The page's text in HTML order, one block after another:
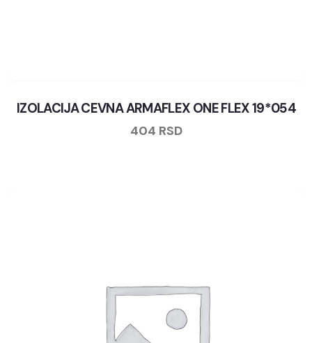
IZOLACIJA CEVNA ARMAFLEX ONE FLEX 19*054
404 RSD